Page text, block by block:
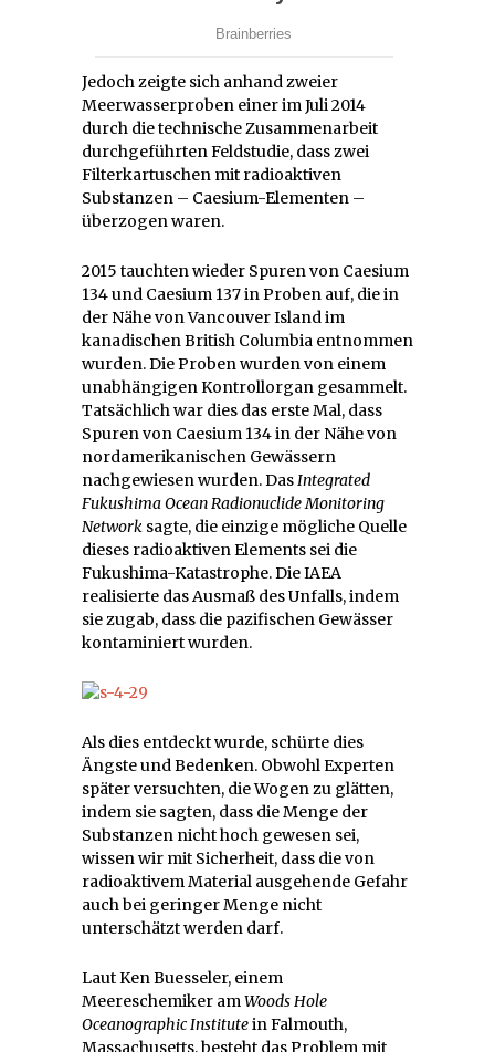
Jedoch zeigte sich anhand zweier
Meerwasserproben einer im Juli 2014
durch die technische Zusammenarbeit
durchgeführten Feldstudie, dass zwei
Filterkartuschen mit radioaktiven
Substanzen – Caesium-Elementen –
überzogen waren.
2015 tauchten wieder Spuren von Caesium
134 und Caesium 137 in Proben auf, die in
der Nähe von Vancouver Island im
kanadischen British Columbia entnommen
wurden. Die Proben wurden von einem
unabhängigen Kontrollorgan gesammelt.
Tatsächlich war dies das erste Mal, dass
Spuren von Caesium 134 in der Nähe von
nordamerikanischen Gewässern
nachgewiesen wurden. DasIntegrated
Fukushima Ocean Radionuclide Monitoring
Network sagte, die einzige mögliche Quelle
dieses radioaktiven Elements sei die
Fukushima-Katastrophe. Die IAEA
realisierte das Ausmaß des Unfalls, indem
sie zugab, dass die pazifischen Gewässer
kontaminiert wurden.
Als dies entdeckt wurde, schürte dies
Ängste und Bedenken. Obwohl Experten
später versuchten, die Wogen zu glätten,
indem sie sagten, dass die Menge der
Substanzen nicht hoch gewesen sei,
wissen wir mit Sicherheit, dass die von
radioaktivem Material ausgehende Gefahr
auch bei geringer Menge nicht
unterschätzt werden darf.
Laut Ken Buesseler, einem
Meereschemiker amWoods Hole
Oceanographic Institutein Falmouth,